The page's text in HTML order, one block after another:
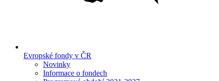
Evropské fondy v ČR
Novinky
Informace o fondech